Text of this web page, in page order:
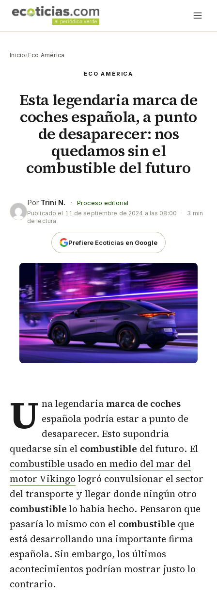
Inicio› Eco América
ECO AMÉRICA
Esta legendaria marca de
coches española, a punto
de desaparecer: nos
quedamos sin el
combustible del futuro
Por Trini N. ·
Proceso editorial
Publicado el 11 de septiembre de 2024 a las 08:00 ·
3 min
de lectura
Prefiere Ecoticias en Google
U na legendariamarca de coches
española podría estar a punto de
desaparecer. Esto supondría
quedarse sin el combustible del futuro. El
combustible usado en medio del mar del
motor Vikingo logró convulsionar el sector
del transporte y llegar donde ningún otro
combustible lo había hecho. Pensaron que
pasaría lo mismo con el combustible que
está desarrollando una importante firma
española. Sin embargo, los últimos
acontecimientos podrían mostrar justo lo
contrario.